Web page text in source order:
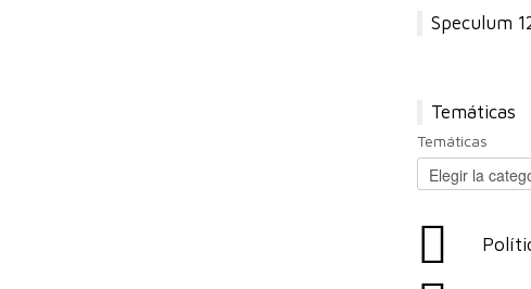
Speculum
Temáticas
Temáticas